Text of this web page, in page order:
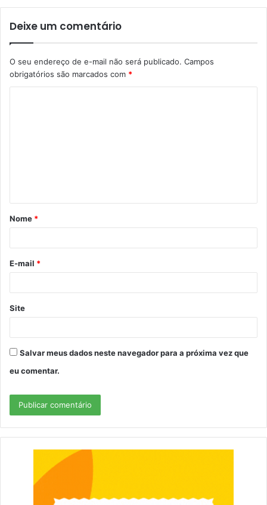
Deixe um comentário
O seu endereço de e-mail não será publicado. Campos
obrigatórios são marcados com *
á
r
*
Nome *
E-mail *
Site
Salvar meus dados neste navegador para a próxima vez que
eu comentar.